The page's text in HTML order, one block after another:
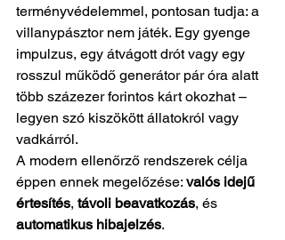
terményvédelemmel, pontosan tudja: a
villanypásztor nem játék. Egy gyenge
impulzus, egy átvágott drót vagy egy
rosszul működő generátor pár óra alatt
több százezer forintos kárt okozhat –
legyen szó kiszökött állatokról vagy
vadkárról.
A modern ellenőrző rendszerek célja
éppen ennek megelőzése: valós idejű
értesítés, távoli beavatkozás, és
automatikus hibajelzés.